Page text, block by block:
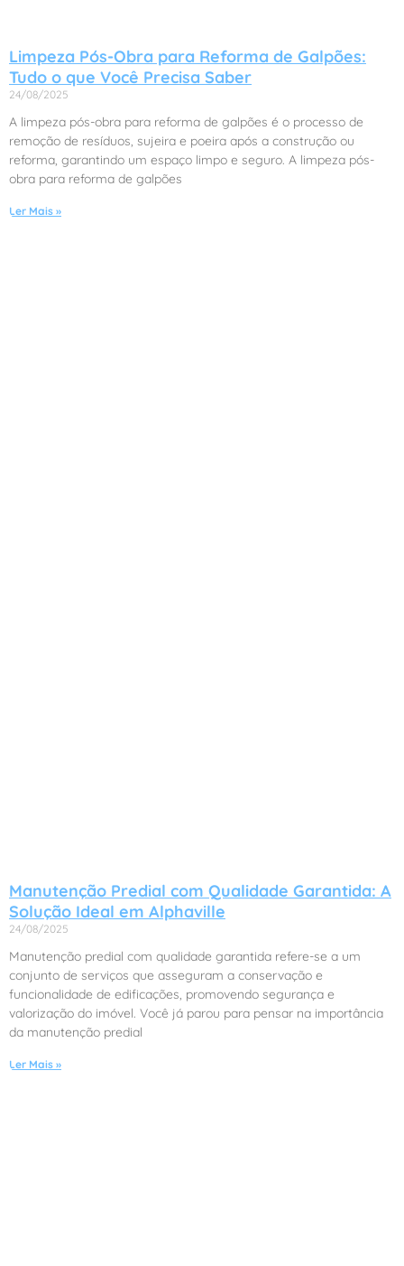
Limpeza Pós-Obra para Reforma de Galpões:
Tudo o que Você Precisa Saber
24/08/2025
A limpeza pós-obra para reforma de galpões é o processo de
remoção de resíduos, sujeira e poeira após a construção ou
reforma, garantindo um espaço limpo e seguro. A limpeza pós-
obra para reforma de galpões
Ler Mais »
Manutenção Predial com Qualidade Garantida: A
Solução Ideal em Alphaville
24/08/2025
Manutenção predial com qualidade garantida refere-se a um
conjunto de serviços que asseguram a conservação e
funcionalidade de edificações, promovendo segurança e
valorização do imóvel. Você já parou para pensar na importância
da manutenção predial
Ler Mais »